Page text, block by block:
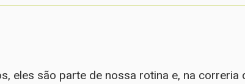
eles são parte de nossa rotina e, na correria